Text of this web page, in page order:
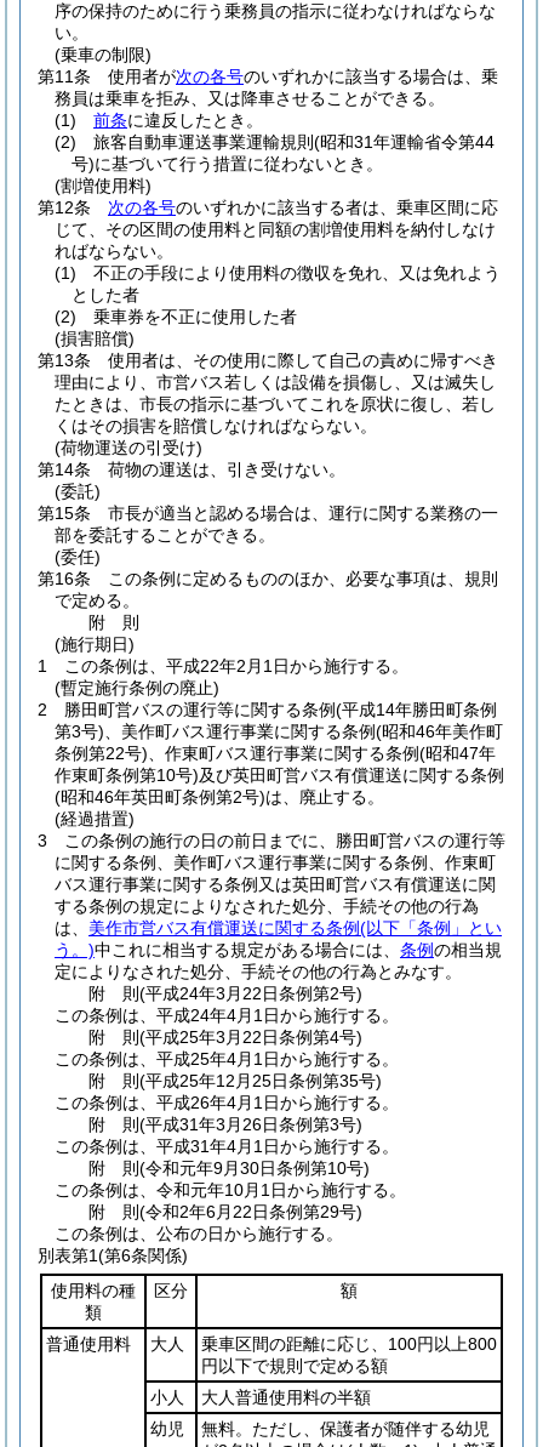
序の保持のために行う乗務員の指示に従わなければならな
い。
(乗車の制限)
第11条
使用者が次の各号のいずれかに該当する場合は、乗
務員は乗車を拒み、又は降車させることができる。
(1)
前条に違反したとき。
(2)
旅客自動車運送事業運輸規則 (昭和31年運輸省令第44
号)に基づいて行う措置に従わないとき。
(割増使用料)
第12条
次の各号のいずれかに該当する者は、乗車区間に応
じて、その区間の使用料と同額の割増使用料を納付しなけ
ればならない。
(1)
不正の手段により使用料の徴収を免れ、又は免れよう
とした者
(2)
乗車券を不正に使用した者
(損害賠償)
第13条
使用者は、その使用に際して自己の責めに帰すべき
理由により、市営バス若しくは設備を損傷し、又は滅失し
たときは、市長の指示に基づいてこれを原状に復し、若し
くはその損害を賠償しなければならない。
(荷物運送の引受け)
第14条
荷物の運送は、引き受けない。
(委託)
第15条
市長が適当と認める場合は、運行に関する業務の一
部を委託することができる。
(委任)
第16条
この条例に定めるもののほか、必要な事項は、規則
で定める。
附 則
(施行期日)
1
この条例は、平成22年2月1日から施行する。
(暫定施行条例の廃止)
2
勝田町営バスの運行等に関する条例(平成14年勝田町条例
第3号) 、美作町バス運行事業に関する条例(昭和46年美作町
条例第22号) 、作東町バス運行事業に関する条例(昭和47年
作東町条例第10号)及び英田町営バス有償運送に関する条例
(昭和46年英田町条例第2号)は、廃止する。
(経過措置)
3
この条例の施行の日の前日までに、勝田町営バスの運行等
に関する条例、美作町バス運行事業に関する条例、作東町
バス運行事業に関する条例又は英田町営バス有償運送に関
する条例の規定によりなされた処分、手続その他の行為
は、 美作市営バス有償運送に関する条例(以下「条例」とい
う。)中これに相当する規定がある場合には、 条例の相当規
定によりなされた処分、手続その他の行為とみなす。
附 則(平成24年3月22日条例第2号)
この条例は、平成24年4月1日から施行する。
附 則(平成25年3月22日条例第4号)
この条例は、平成25年4月1日から施行する。
附 則(平成25年12月25日条例第35号)
この条例は、平成26年4月1日から施行する。
附 則(平成31年3月26日条例第3号)
この条例は、平成31年4月1日から施行する。
附 則(令和元年9月30日条例第10号)
この条例は、令和元年10月1日から施行する。
附 則(令和2年6月22日条例第29号)
この条例は、公布の日から施行する。
別表第1(第6条関係)
使用料の種
類
区分 額
普通使用料 大人
乗車区間の距離に応じ、100円以上800
円以下で規則で定める額
小人
大人普通使用料の半額
幼児
無料。ただし、保護者が随伴する幼児